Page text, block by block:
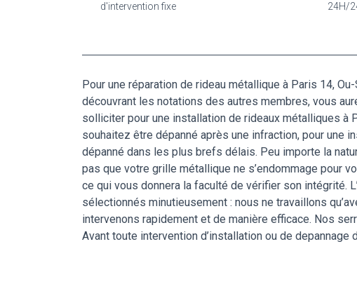
d'intervention fixe
24H/
Pour une réparation de rideau métallique à Paris 14,
découvrant les notations des autres membres, vous
solliciter pour une installation de rideaux métalliques à
souhaitez être dépanné après une infraction, pour une
dépanné dans les plus brefs délais. Peu importe la
pas que votre grille métallique ne s’endommage pour
ce qui vous donnera la faculté de vérifier son intégrité.
sélectionnés minutieusement : nous ne travaillons
intervenons rapidement et de manière efficace. Nos
Avant toute intervention d’installation ou de